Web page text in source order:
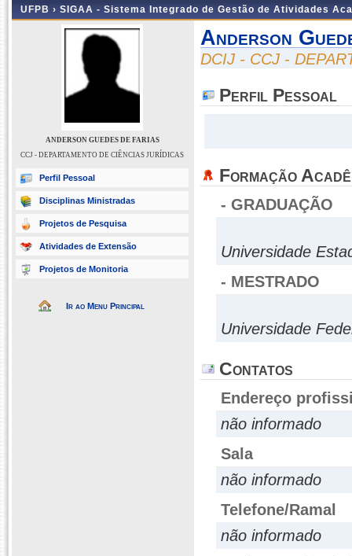
UFPB › SIGAA - Sistema Integrado de Gestão de Atividades
ANDERSON GUEDES DE FARIAS
CCJ - DEPARTAMENTO DE CIÊNCIAS JURÍDICAS
Perfil Pessoal
Disciplinas Ministradas
Projetos de Pesquisa
Atividades de Extensão
Projetos de Monitoria
Ir ao Menu Principal
Anderson
DCIJ - CCJ -
Perfil Pessoal
Formação
- GRADUAÇÃO
Universidade
- MESTRADO
Universidade
Contatos
Endereço
não informado
Sala
não informado
Telefone/Ramal
não informado